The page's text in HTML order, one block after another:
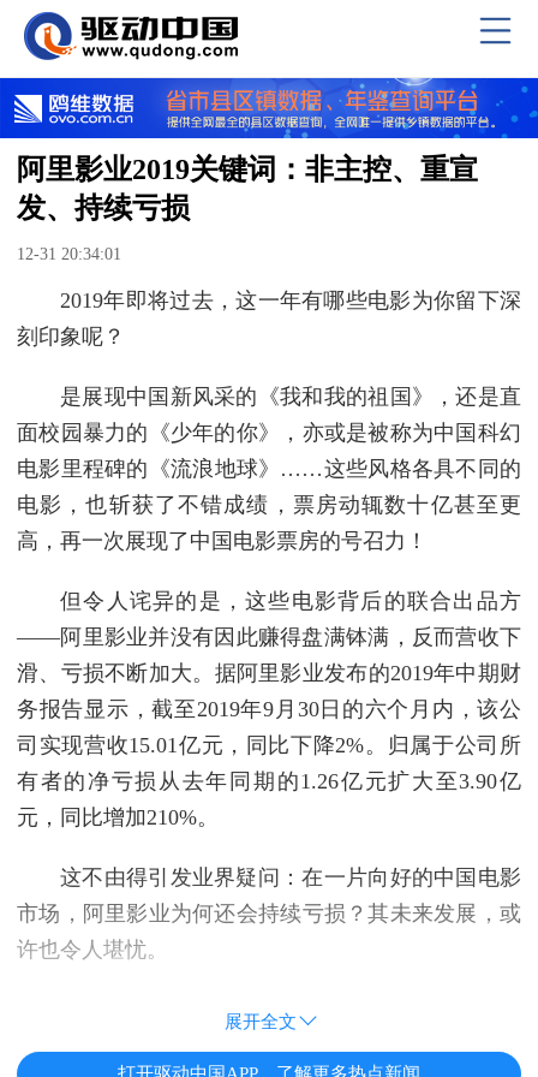
阿里影业2019关键词：非主控、重宣
发、持续亏损
12-31 20:34:01
2019年即将过去，这一年有哪些电影为你留下深
刻印象呢？
是展现中国新风采的《我和我的祖国》，还是直
面校园暴力的《少年的你》，亦或是被称为中国科幻
电影里程碑的《流浪地球》……这些风格各具不同的
电影，也斩获了不错成绩，票房动辄数十亿甚至更
高，再一次展现了中国电影票房的号召力！
但令人诧异的是，这些电影背后的联合出品方
——阿里影业并没有因此赚得盘满钵满，反而营收下
滑、亏损不断加大。据阿里影业发布的2019年中期财
务报告显示，截至2019年9月30日的六个月内，该公
司实现营收15.01亿元，同比下降2%。归属于公司所
有者的净亏损从去年同期的1.26亿元扩大至3.90亿
元，同比增加210%。
这不由得引发业界疑问：在一片向好的中国电影
市场，阿里影业为何还会持续亏损？其未来发展，或
许也令人堪忧。
展开全文
打开驱动中国APP，了解更多热点新闻